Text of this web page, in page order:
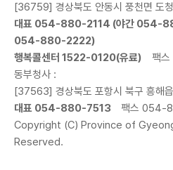
[36759] 경상북도 안동시 풍천면 도
대표 054-880-2114 (야간 054-
054-880-2222)
행복콜센터 1522-0120(유료)
팩
동부청사 :
[37563] 경상북도 포항시 북구 흥해
대표 054-880-7513
팩스 054-
Copyright (C) Province of
Reserved.